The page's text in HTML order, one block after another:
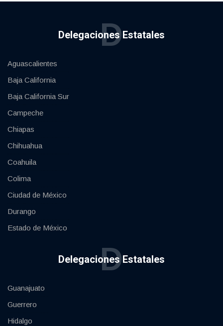
Delegaciones Estatales
D
Aguascalientes
Baja California
Baja California Sur
Campeche
Chiapas
Chihuahua
Coahuila
Colima
Ciudad de México
Durango
Estado de México
Delegaciones Estatales
D
Guanajuato
Guerrero
Hidalgo